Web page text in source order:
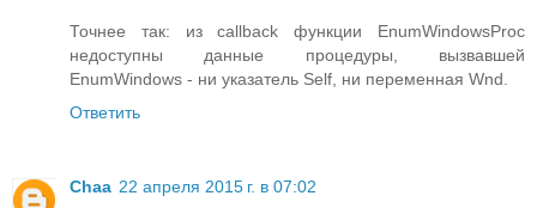
Точнее так: из callback функции EnumWindowsProc
недоступны данные процедуры, вызвавшей
EnumWindows - ни указатель Self, ни переменная Wnd.
Ответить
Chaa 22 апреля 2015 г. в 07:02